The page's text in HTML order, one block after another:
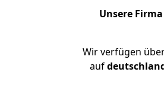
Unsere
Wir verfügen
auf